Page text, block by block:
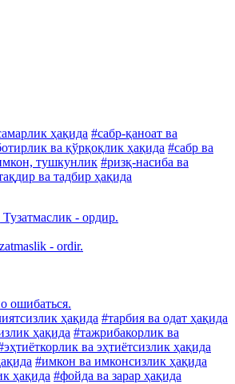
ҳақида #сабр-қаноат ва
ва қўрқоқлик ҳақида #сабр ва
тушкунлик #ризқ-насиба ва
ва тадбир ҳақида
- ордир.
- ordir.
ошибаться.
ҳақида #тарбия ва одат ҳақида
ҳақида #тажрибакорлик ва
ва эҳтиётсизлик ҳақида
#имкон ва имконсизлик ҳақида
ҳақида #фойда ва зарар ҳақида